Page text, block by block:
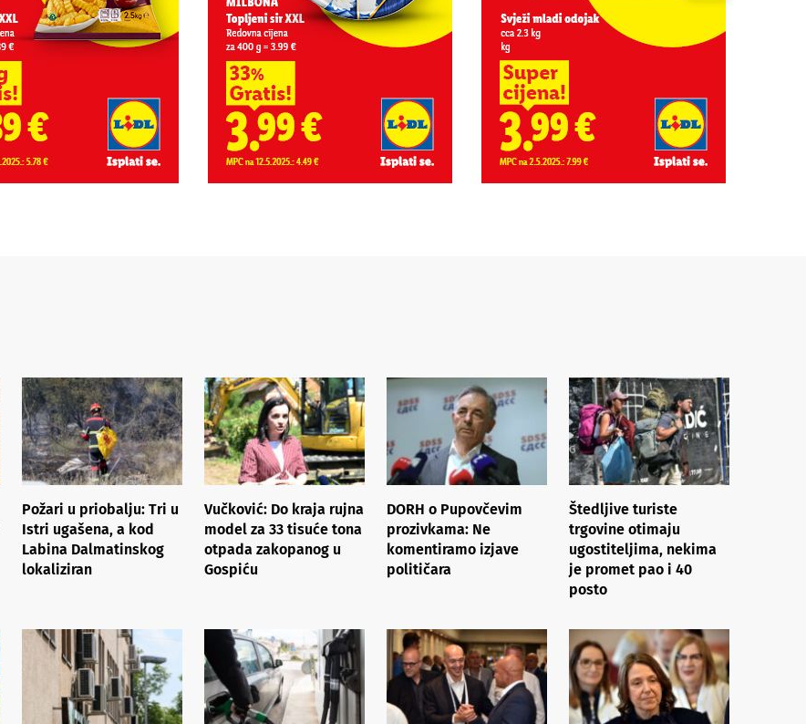
Požari u priobalju: Tri u
Istri ugašena, a kod
Labina Dalmatinskog
lokaliziran
Vučković: Do kraja rujna
model za 33 tisuće tona
otpada zakopanog u
Gospiću
DORH o Pupovčevim
prozivkama: Ne
komentiramo izjave
političara
Štedljive turiste
trgovine otimaju
ugostiteljima, nekima
je promet pao i 40
posto